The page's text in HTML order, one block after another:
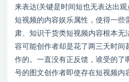
来表达(关键是时间短也无表达出
短视频的内容娱乐属性，使得一些
肃、知识干货类短视频内容根本无
容可能创作者却是花了两三天时间
作的。一直没有正反馈，谁受的了
号的图文创作者即使存在短视频内